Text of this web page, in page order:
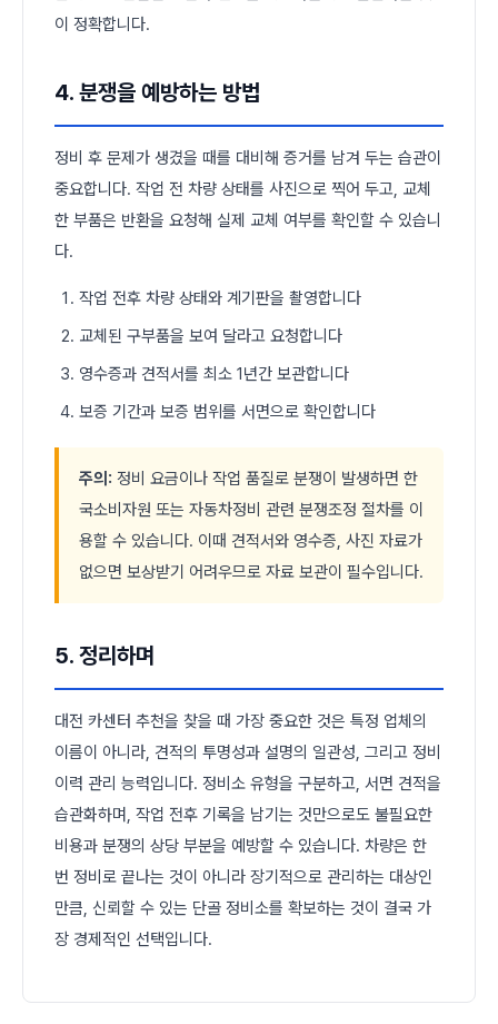
이 정확합니다.
4. 분쟁을 예방하는 방법
정비 후 문제가 생겼을 때를 대비해 증거를 남겨 두는 습관이
중요합니다. 작업 전 차량 상태를 사진으로 찍어 두고, 교체
한 부품은 반환을 요청해 실제 교체 여부를 확인할 수 있습니
다.
작업 전후 차량 상태와 계기판을 촬영합니다
교체된 구부품을 보여 달라고 요청합니다
영수증과 견적서를 최소 1년간 보관합니다
보증 기간과 보증 범위를 서면으로 확인합니다
주의: 정비 요금이나 작업 품질로 분쟁이 발생하면 한
국소비자원 또는 자동차정비 관련 분쟁조정 절차를 이
용할 수 있습니다. 이때 견적서와 영수증, 사진 자료가
없으면 보상받기 어려우므로 자료 보관이 필수입니다.
5. 정리하며
대전 카센터 추천을 찾을 때 가장 중요한 것은 특정 업체의
이름이 아니라, 견적의 투명성과 설명의 일관성, 그리고 정비
이력 관리 능력입니다. 정비소 유형을 구분하고, 서면 견적을
습관화하며, 작업 전후 기록을 남기는 것만으로도 불필요한
비용과 분쟁의 상당 부분을 예방할 수 있습니다. 차량은 한
번 정비로 끝나는 것이 아니라 장기적으로 관리하는 대상인
만큼, 신뢰할 수 있는 단골 정비소를 확보하는 것이 결국 가
장 경제적인 선택입니다.